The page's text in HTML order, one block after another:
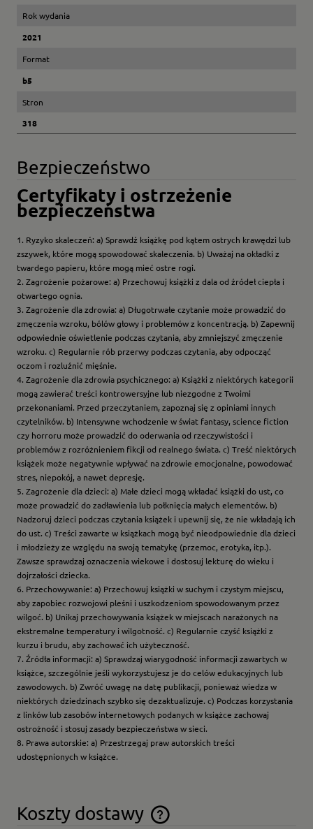
Rok wydania
2021
Format
b5
Stron
318
Bezpieczeństwo
Certyfikaty i ostrzeżenie
bezpieczeństwa
1. Ryzyko skaleczeń: a) Sprawdź książkę pod kątem ostrych krawędzi lub
zszywek, które mogą spowodować skaleczenia. b) Uważaj na okładki z
twardego papieru, które mogą mieć ostre rogi.
2. Zagrożenie pożarowe: a) Przechowuj książki z dala od źródeł ciepła i
otwartego ognia.
3. Zagrożenie dla zdrowia: a) Długotrwałe czytanie może prowadzić do
zmęczenia wzroku, bólów głowy i problemów z koncentracją. b) Zapewnij
odpowiednie oświetlenie podczas czytania, aby zmniejszyć zmęczenie
wzroku. c) Regularnie rób przerwy podczas czytania, aby odpocząć
oczom i rozluźnić mięśnie.
4. Zagrożenie dla zdrowia psychicznego: a) Książki z niektórych kategorii
mogą zawierać treści kontrowersyjne lub niezgodne z Twoimi
przekonaniami. Przed przeczytaniem, zapoznaj się z opiniami innych
czytelników. b) Intensywne wchodzenie w świat fantasy, science fiction
czy horroru może prowadzić do oderwania od rzeczywistości i
problemów z rozróżnieniem fikcji od realnego świata. c) Treść niektórych
książek może negatywnie wpływać na zdrowie emocjonalne, powodować
stres, niepokój, a nawet depresję.
5. Zagrożenie dla dzieci: a) Małe dzieci mogą wkładać książki do ust, co
może prowadzić do zadławienia lub połknięcia małych elementów. b)
Nadzoruj dzieci podczas czytania książek i upewnij się, że nie wkładają ich
do ust. c) Treści zawarte w książkach mogą być nieodpowiednie dla dzieci
i młodzieży ze względu na swoją tematykę (przemoc, erotyka, itp.).
Zawsze sprawdzaj oznaczenia wiekowe i dostosuj lekturę do wieku i
dojrzałości dziecka.
6. Przechowywanie: a) Przechowuj książki w suchym i czystym miejscu,
aby zapobiec rozwojowi pleśni i uszkodzeniom spowodowanym przez
wilgoć. b) Unikaj przechowywania książek w miejscach narażonych na
ekstremalne temperatury i wilgotność. c) Regularnie czyść książki z
kurzu i brudu, aby zachować ich użyteczność.
7. Źródła informacji: a) Sprawdzaj wiarygodność informacji zawartych w
książce, szczególnie jeśli wykorzystujesz je do celów edukacyjnych lub
zawodowych. b) Zwróć uwagę na datę publikacji, ponieważ wiedza w
niektórych dziedzinach szybko się dezaktualizuje. c) Podczas korzystania
z linków lub zasobów internetowych podanych w książce zachowaj
ostrożność i stosuj zasady bezpieczeństwa w sieci.
8. Prawa autorskie: a) Przestrzegaj praw autorskich treści
udostępnionych w książce.
Koszty dostawy
Cena nie zawiera ewentualnych kosztów płatności